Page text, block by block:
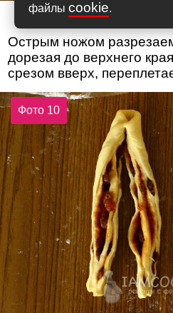
файлы cookie.
Острым ножом
дорезая до верхнего
срезом вверх,
Фото 10